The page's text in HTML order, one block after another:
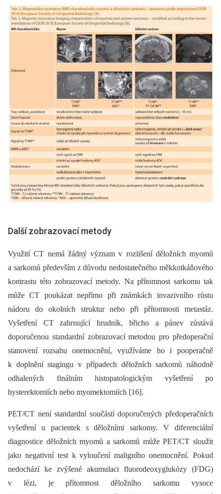
Další zobrazovací metody
Využití CT nemá žádný význam v rozlišení děložních myomů
a sarkomů především z důvodu nedostatečného měkkotkáňového
kontrastu této zobrazovací metody. Na přítomnost sarkomu tak
může CT poukázat nepřímo při známkách invazivního růstu
nádoru do okolních struktur nebo při přítomnosti metastáz.
Vyšetření CT zahrnující hrudník, břicho a pánev zůstává
doporučenou standardní zobrazovací metodou pro předoperační
stanovení rozsahu onemocnění, využíváme ho i pooperačně
k doplnění stagingu v případech děložních sarkomů náhodně
odhalených finálním histopatologickým vyšetření po
hysterektomiích nebo myomektomiích [16].
PET/CT není standardní součástí doporučených předoperačních
vyšetření u pacientek s děložními sarkomy. V diferenciální
diagnostice děložních myomů a sarkomů může PET/CT sloužit
jako negativní test k vyloučení maligního onemocnění. Pokud
nedochází ke zvýšené akumulaci fluorodeoxyglukózy (FDG)
v lézi, je přítomnost děložního sarkomu vysoce